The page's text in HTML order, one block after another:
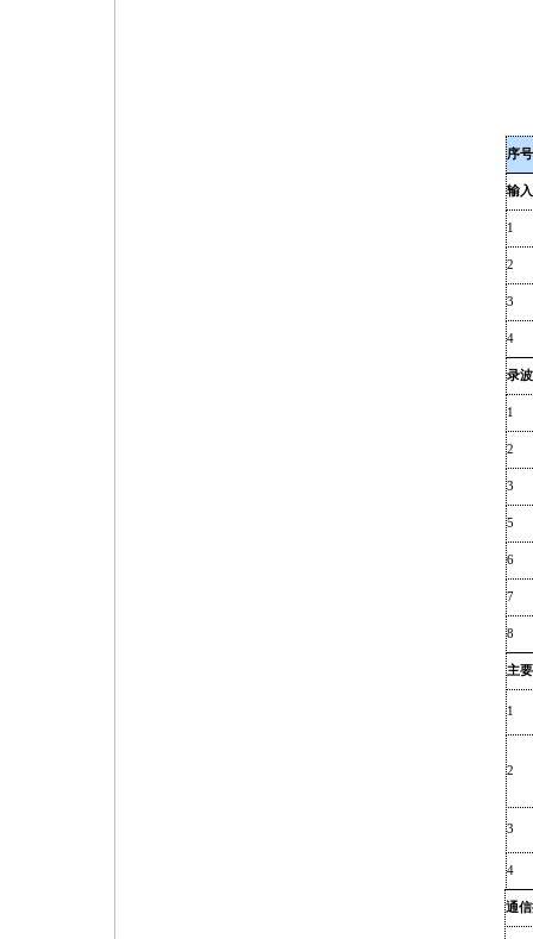
序号
输
1
2
3
4
录
1
2
3
5
6
7
8
主
1
2
3
4
通